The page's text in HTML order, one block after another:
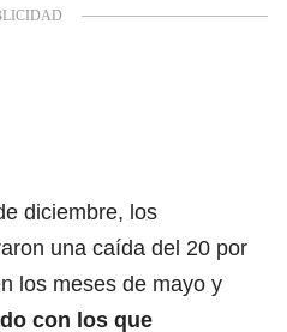
diciembre, los
una caída del 20 por
los meses de mayo y
con los que